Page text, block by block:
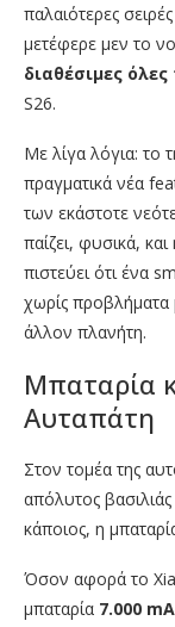
παλαιότερες
μετέφερε μεν το
διαθέσιμες
S26.
Με λίγα λόγια: το
πραγματικά νέα
των εκάστοτε
παίζει, φυσικά,
πιστεύει ότι ένα
χωρίς προβλήματα
άλλον πλανήτη.
Μπαταρία
Αυταπάτη
Στον τομέα της
απόλυτος βασιλιάς
κάποιος, η
Όσον αφορά το
μπαταρία 7.000